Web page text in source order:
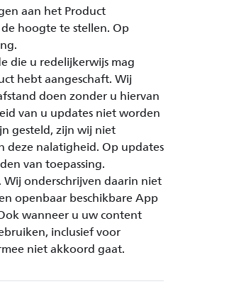
aan het Product
hoogte te stellen. Op
die u redelijkerwijs mag
hebt aangeschaft. Wij
doen zonder u hiervan
van u updates niet worden
gesteld, zijn wij niet
deze nalatigheid. Op updates
van toepassing.
onderschrijven daarin niet
openbaar beschikbare App
wanneer u uw content
inclusief voor
niet akkoord gaat.